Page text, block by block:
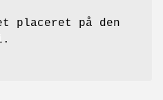
placeret på den